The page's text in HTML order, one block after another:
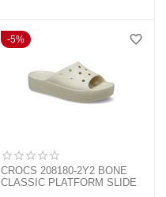
5%
CROCS 208180-2Y2 BONE
CLASSIC PLATFORM SLIDE